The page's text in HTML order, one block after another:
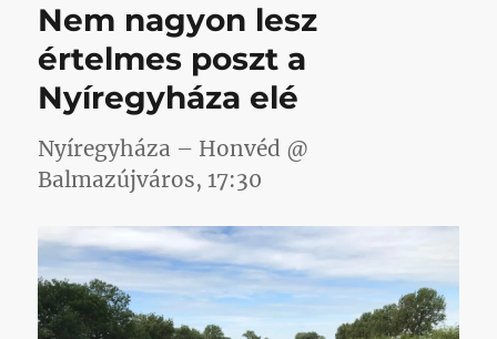
Nem nagyon lesz
értelmes poszt a
Nyíregyháza elé
Nyíregyháza – Honvéd @
Balmazújváros, 17:30